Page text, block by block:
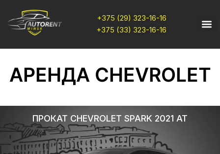
+375 (29) 323-16-16
+375 (33) 323-16-16
АРЕНДА CHEVROLET
ПРОКАТ CHEVROLET SPARK 2021 AT